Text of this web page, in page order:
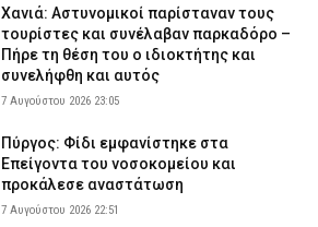
Χανιά: Αστυνομικοί παρίσταναν τους
τουρίστες και συνέλαβαν παρκαδόρο –
Πήρε τη θέση του ο ιδιοκτήτης και
συνελήφθη και αυτός
7 Αυγούστου 2026 23:05
Πύργος: Φίδι εμφανίστηκε στα
Επείγοντα του νοσοκομείου και
προκάλεσε αναστάτωση
7 Αυγούστου 2026 22:51